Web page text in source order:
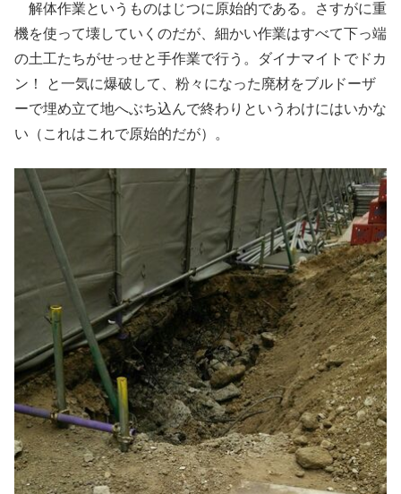
解体作業というものはじつに原始的である。さすがに重
機を使って壊していくのだが、細かい作業はすべて下っ端
の土工たちがせっせと手作業で行う。ダイナマイトでドカ
ン！ と一気に爆破して、粉々になった廃材をブルドーザ
ーで埋め立て地へぶち込んで終わりというわけにはいかな
い（これはこれで原始的だが）。